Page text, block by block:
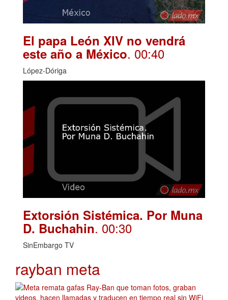
El papa León XIV no vendrá
este año a México. 00:40
López-Dóriga
Extorsión Sistémica. Por Muna
D. Buchahin. 00:30
SinEmbargo TV
rayban meta